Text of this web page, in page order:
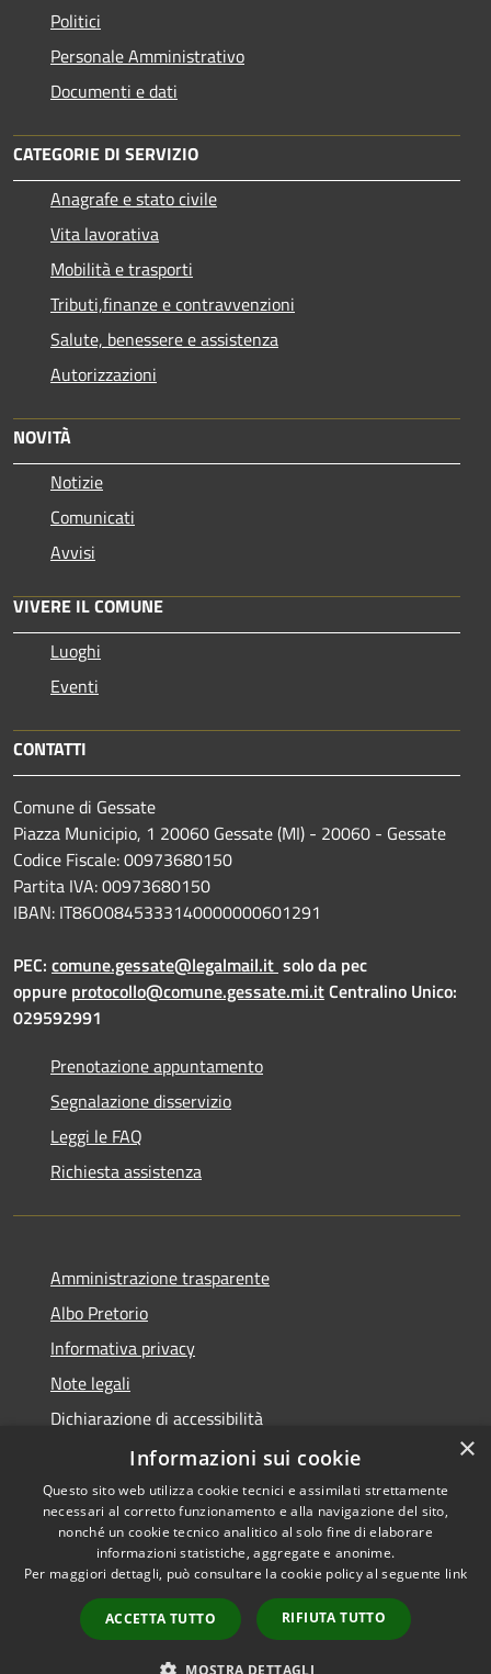
Politici
Personale Amministrativo
Documenti e dati
CATEGORIE DI SERVIZIO
Anagrafe e stato civile
Vita lavorativa
Mobilità e trasporti
Tributi,finanze e contravvenzioni
Salute, benessere e assistenza
Autorizzazioni
NOVITÀ
Notizie
Comunicati
Avvisi
VIVERE IL COMUNE
Luoghi
Eventi
CONTATTI
Comune di Gessate
Piazza Municipio, 1 20060 Gessate (MI) - 20060 - Gessate
Codice Fiscale: 00973680150
Partita IVA: 00973680150
IBAN: IT86O0845333140000000601291
PEC: comune.gessate@legalmail.it solo da pec
oppure protocollo@comune.gessate.mi.itCentralino Unico:
029592991
Prenotazione appuntamento
Segnalazione disservizio
Leggi le FAQ
Richiesta assistenza
Amministrazione trasparente
Albo Pretorio
Informativa privacy
Note legali
Dichiarazione di accessibilità
Dichiarazione di accessibilità dal 2025
RSS
Accessibilità
Copyright © 2026 • Comune di
Gessate • Powered by
Municipium•
Accesso
redazione
×
Informazioni sui cookie
Questo sito web utilizza cookie tecnici e assimilati strettamente
necessari al corretto funzionamento e alla navigazione del sito,
nonché un cookie tecnico analitico al solo fine di elaborare
informazioni statistiche, aggregate e anonime.
Per maggiori dettagli, può consultare la cookie policy al seguente link
ACCETTA TUTTO RIFIUTA TUTTO
MOSTRA DETTAGLI